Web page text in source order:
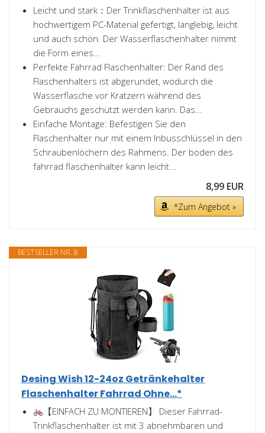
Leicht und stark：Der Trinkflaschenhalter ist aus
hochwertigem PC-Material gefertigt, langlebig, leicht
und auch schön. Der Wasserflaschenhalter nimmt
die Form eines...
Perfekte Fahrrad Flaschenhalter: Der Rand des
Flaschenhalters ist abgerundet, wodurch die
Wasserflasche vor Kratzern während des
Gebrauchs geschützt werden kann. Das...
Einfache Montage: Befestigen Sie den
Flaschenhalter nur mit einem Inbusschlüssel in den
Schraubenlöchern des Rahmens. Der boden des
fahrrad flaschenhalter kann leicht...
8,99 EUR
*Zum Angebot »
BESTSELLER NR. 8
Desing Wish 12-24oz Getränkehalter
Flaschenhalter Fahrrad Ohne...*
【EINFACH ZU MONTIEREN】 Dieser Fahrrad-
Trinkflaschenhalter ist mit 3 abnehmbaren und